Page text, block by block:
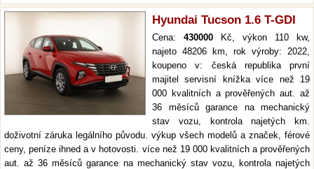
Hyundai Tucson 1.6 T-GDI
Cena: 430000 Kč, výkon 110 kw,
najeto 48206 km, rok výroby: 2022,
koupeno v: česká republika první
majitel servisní knížka více než 19
000 kvalitních a prověřených aut. až
36 měsíců garance na mechanický
stav vozu, kontrola najetých km.
doživotní záruka legálního původu. výkup všech modelů a značek, férové
ceny, peníze ihned a v hotovosti. více než 19 000 kvalitních a prověřených
aut. až 36 měsíců garance na mechanický stav vozu, kontrola najetých